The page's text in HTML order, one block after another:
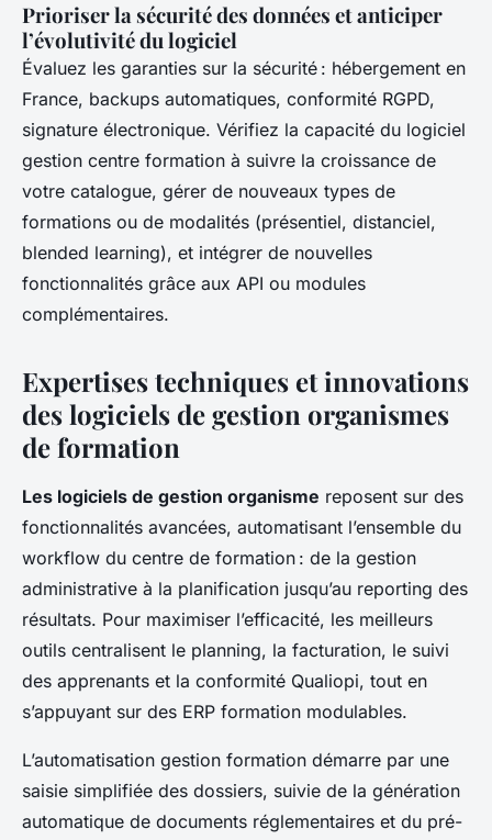
Prioriser la sécurité des données et anticiper
l’évolutivité du logiciel
Évaluez les garanties sur la sécurité : hébergement en
France, backups automatiques, conformité RGPD,
signature électronique. Vérifiez la capacité du logiciel
gestion centre formation à suivre la croissance de
votre catalogue, gérer de nouveaux types de
formations ou de modalités (présentiel, distanciel,
blended learning), et intégrer de nouvelles
fonctionnalités grâce aux API ou modules
complémentaires.
Expertises techniques et innovations
des logiciels de gestion organismes
de formation
Les logiciels de gestion organisme reposent sur des
fonctionnalités avancées, automatisant l’ensemble du
workflow du centre de formation : de la gestion
administrative à la planification jusqu’au reporting des
résultats. Pour maximiser l’efficacité, les meilleurs
outils centralisent le planning, la facturation, le suivi
des apprenants et la conformité Qualiopi, tout en
s’appuyant sur des ERP formation modulables.
L’automatisation gestion formation démarre par une
saisie simplifiée des dossiers, suivie de la génération
automatique de documents réglementaires et du pré-